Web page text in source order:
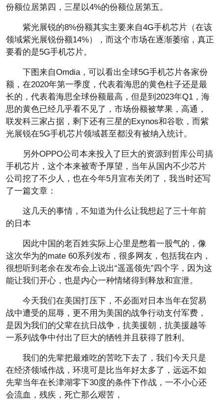
份额位居第四，三星以4%的份额位居第五。
紫光展锐的8%份额其实主要来自4G手机芯片（在该
领域紫光展锐份额14%），而这个市场在逐渐萎缩，真正
要看的是5G手机芯片。
下图来自Omdia，可以看出全球5G手机芯片各家份
额，在2020年第一季度，代表着海思的黄色柱子还是最
长的，代表着海思全球份额最高，但是到2023年Q1，海
思的黄色已经几乎看不见了，市场份额被苹果，高通，
联发科三家占据，剩下还有三星的Exynos和谷歌，而紫
光展锐在5G手机芯片领域甚至都没有被纳入统计。
另外OPPO公司本来投入了巨大的资源到哲库公司搞
手机芯片，这个本来被寄予厚望，当年从国内不少芯片
公司挖了不少人，也在今年5月宣布关闭了，我当时还写
了一篇文章：
这几天的事情，不知道为什么让我想起了三十年前
的日本
因此中国的老百姓实际上心里是憋着一股气的，像
这次华为的mate 60系列发布，很多网友，包括我在内，
很想听到老余在发布会上说出“遥遥领先”四个字，因为这
能让我们开心，也是内心一种情绪得到释放和宣泄。
今天我们在美国打压下，不必面对日本当年在贸易
战中遭受的屈辱，更不用为美国的战争行动支付军费，
是因为我们的父辈在抗日战争，抗美援朝，抗美援越等
一系列战争中付出了巨大的牺牲并且获得了胜利。
我们的先辈把最难吃的苦吃下去了，我们今天只是
在经济领域作战，环境可是比当年好太多了，远远不如
先辈当年在长津湖零下30度的条件下作战，一不小心还
会流血，残疾，死亡那么艰苦，